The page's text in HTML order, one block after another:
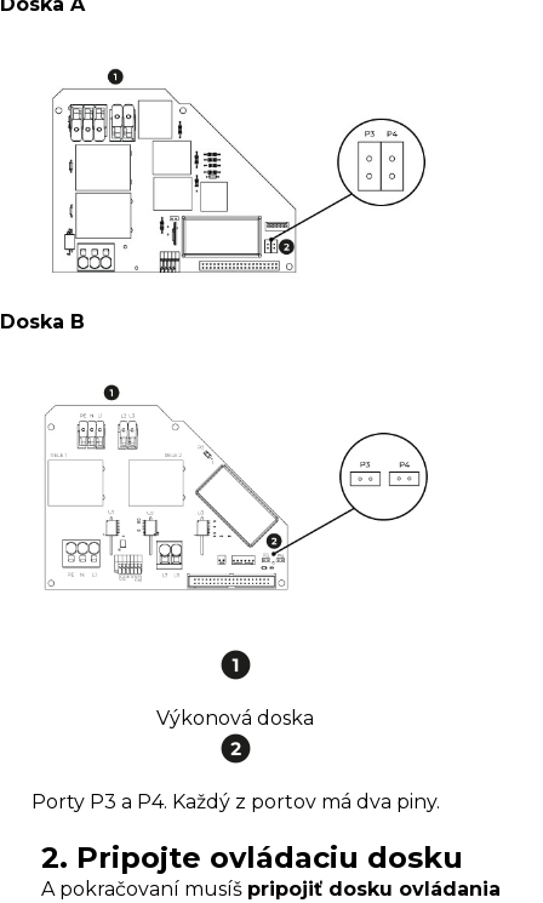
Doska B
Výkonová doska
Porty P3 a P4. Každý z portov má dva piny.
2. Pripojte ovládaciu dosku
A pokračovaní musíš pripojiť dosku ovládania